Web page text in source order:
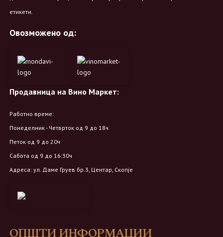
етикети.
Овозможено од:
Продавница на Вино Маркет:
Работно време:
Понеделник - Четврток од 9 до 18ч
Петок од 9 до 20ч
Сабота од 9 до 16:30ч
Адреса: ул. Даме Груев бр.3, Центар, Скопје